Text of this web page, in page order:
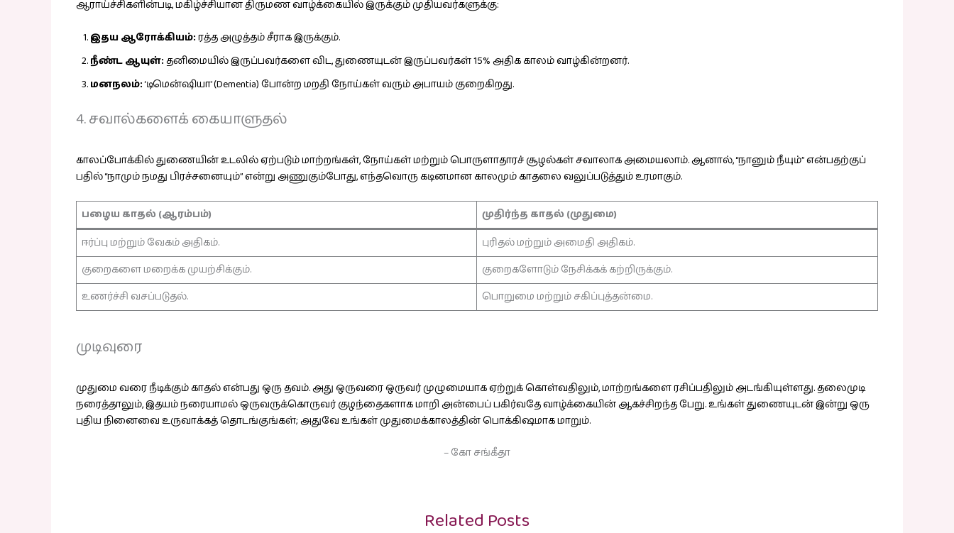
ஆராய்ச்சிகளின்படி, மகிழ்ச்சியான திருமண வாழ்க்கையில் இருக்கும் முதியவர்களுக்கு:
இதய ஆரோக்கியம்:ரத்த அழுத்தம் சீராக இருக்கும்.
நீண்ட ஆயுள்:தனிமையில் இருப்பவர்களை விட, துணையுடன் இருப்பவர்கள் 15% அதிக காலம் வாழ்கின்றனர்.
மனநலம்:‘டிமென்ஷியா’ (Dementia) போன்ற மறதி நோய்கள் வரும் அபாயம் குறைகிறது.
4. சவால்களைக் கையாளுதல்
காலப்போக்கில் துணையின் உடலில் ஏற்படும் மாற்றங்கள், நோய்கள் மற்றும் பொருளாதாரச் சூழல்கள் சவாலாக அமையலாம். ஆனால், “நானும் நீயும்” என்பதற்குப்
பதில் “நாமும் நமது பிரச்சனையும்” என்று அணுகும்போது, எந்தவொரு கடினமான காலமும் காதலை வலுப்படுத்தும் உரமாகும்.
பழைய காதல் (ஆரம்பம்)
முதிர்ந்த காதல் (முதுமை)
ஈர்ப்பு மற்றும் வேகம் அதிகம்.
புரிதல் மற்றும் அமைதி அதிகம்.
குறைகளை மறைக்க முயற்சிக்கும்.
குறைகளோடும் நேசிக்கக் கற்றிருக்கும்.
உணர்ச்சி வசப்படுதல்.
பொறுமை மற்றும் சகிப்புத்தன்மை.
முடிவுரை
முதுமை வரை நீடிக்கும் காதல் என்பது ஒரு தவம். அது ஒருவரை ஒருவர் முழுமையாக ஏற்றுக் கொள்வதிலும், மாற்றங்களை ரசிப்பதிலும் அடங்கியுள்ளது. தலைமுடி
நரைத்தாலும், இதயம் நரையாமல் ஒருவருக்கொருவர் குழந்தைகளாக மாறி அன்பைப் பகிர்வதே வாழ்க்கையின் ஆகச்சிறந்த பேறு. உங்கள் துணையுடன் இன்று ஒரு
புதிய நினைவை உருவாக்கத் தொடங்குங்கள்; அதுவே உங்கள் முதுமைக்காலத்தின் பொக்கிஷமாக மாறும்.
– கோ சங்கீதா
Related Posts